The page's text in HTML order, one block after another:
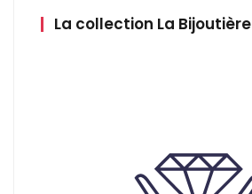
La collection La Bijoutière